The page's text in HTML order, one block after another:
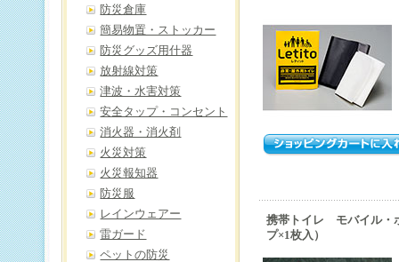
携帯トイレ モバイル・
プ×1枚入）
防災倉庫
簡易物置・ストッカー
防災グッズ用什器
放射線対策
津波・水害対策
安全タップ・コンセント
消火器・消火剤
火災対策
火災報知器
防災服
レインウェアー
雷ガード
ペットの防災